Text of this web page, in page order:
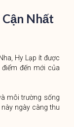
Cận Nhất
Hy Lạp ít được
đến mới của
môi trường sống
ngày càng thu